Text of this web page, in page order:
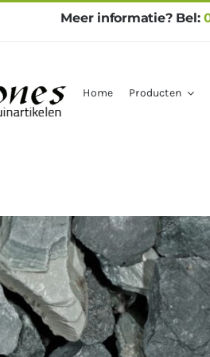
Meer informatie? Bel:
Home Producten